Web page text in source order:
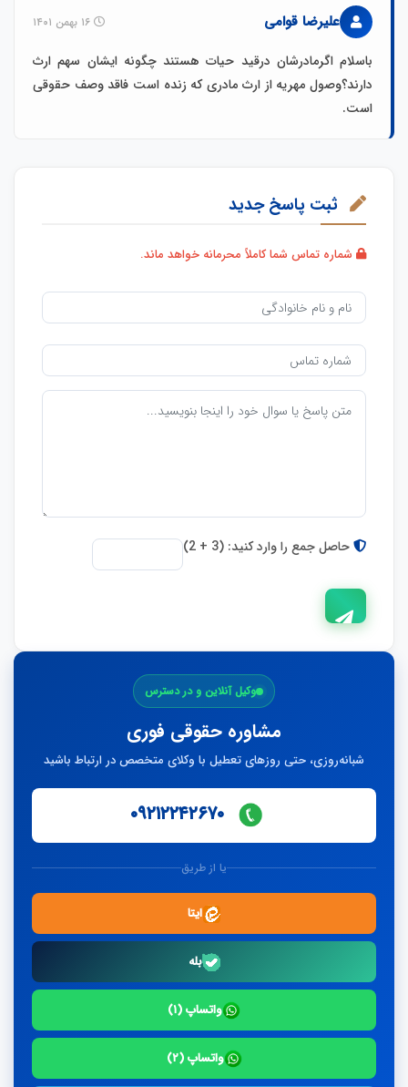
علیرضا قوامی
باسلام اگرمادرشان درقید حیات هستند چگونه ایشان سهم ارث
دارند؟وصول مهریه از ارث مادری که زنده است فاقد وصف حقوقی
است.
ثبت پاسخ جدید
شماره تماس شما کاملاً محرمانه خواهد ماند.
حاصل جمع را وارد کنید: (3 + 2)
وکیل آنلاین و در دسترس
مشاوره حقوقی فوری
شبانه‌روزی، حتی روزهای تعطیل با وکلای متخصص در ارتباط باشید
۰۹۲۱۲۲۴۲۶۷۰
یا از طریق
ایتا
بله
واتساپ (۱)
واتساپ (۲)